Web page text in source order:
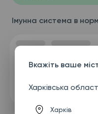
Імунна система в
Вкажіть ваше
Харківська
Харків